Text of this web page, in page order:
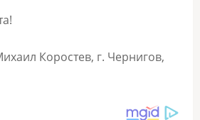
Коростев, г. Чернигов,